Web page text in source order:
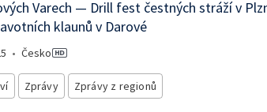
Varech — Drill fest čestných stráží v
klaunů v Darové
• Česko
Zprávy Zprávy z regionů